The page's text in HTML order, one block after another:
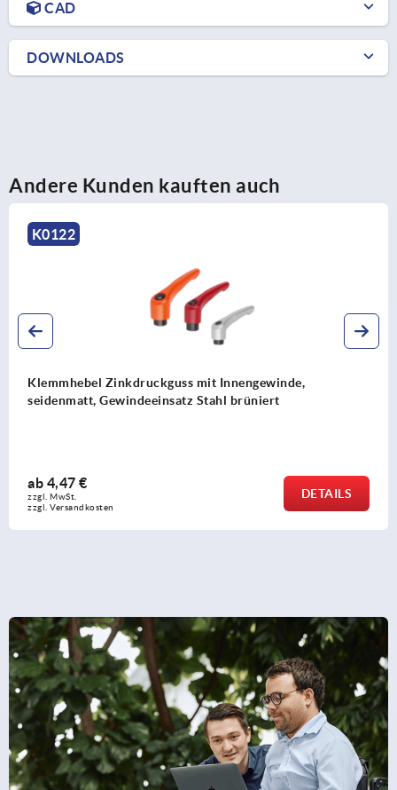
CAD
DOWNLOADS
Andere Kunden kauften auch
Zinkdruckguss mit Innengewinde,
Gewindeeinsatz Stahl brüniert
ab
zzgl.